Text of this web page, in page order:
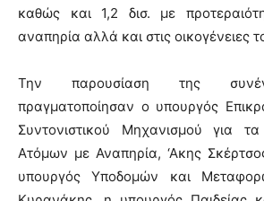
καθώς και 1,2 δισ. με
αναπηρία αλλά και στις οικογένειες
Την παρουσίαση της
πραγματοποίησαν ο υπουργός
Συντονιστικού Μηχανισμού για
Ατόμων με Αναπηρία, ‘Ακης
υπουργός Υποδομών και